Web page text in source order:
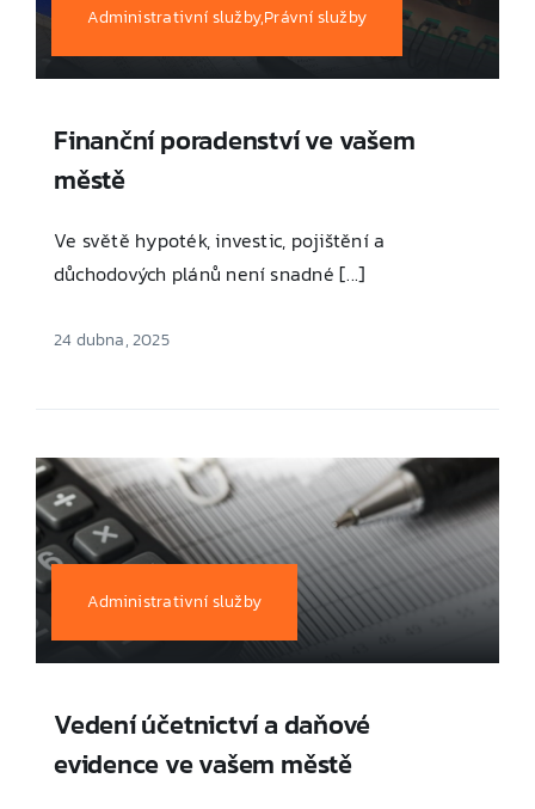
Administrativní služby,Právní služby
Finanční poradenství ve vašem
městě
Ve světě hypoték, investic, pojištění a
důchodových plánů není snadné [...]
24 dubna, 2025
Administrativní služby
Vedení účetnictví a daňové
evidence ve vašem městě